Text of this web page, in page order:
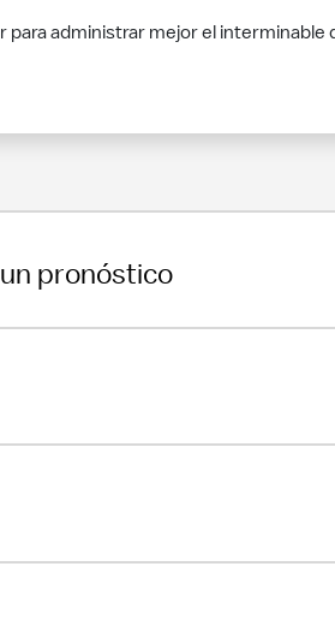
administrar mejor el interminable
pronóstico